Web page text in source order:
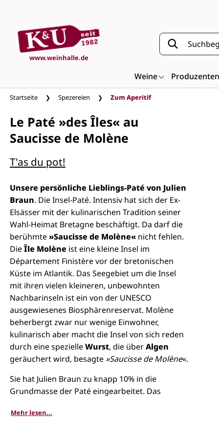
www.weinhalle.de
Weine Produzenten
Startseite Spezereien Zum Aperitif
Le Paté »des Îles« au
Saucisse de Molène
T'as du pot!
Unsere persönliche Lieblings-Paté von Julien
Braun. Die Insel-Paté. Intensiv hat sich der Ex-
Elsässer mit der kulinarischen Tradition seiner
Wahl-Heimat Bretagne beschäftigt. Da darf die
berühmte»Saucisse de Molène« nicht fehlen.
DieÎle Molène ist eine kleine Insel im
Département Finistère vor der bretonischen
Küste im Atlantik. Das Seegebiet um die Insel
mit ihren vielen kleineren, unbewohnten
Nachbarinseln ist ein von der UNESCO
ausgewiesenes Biosphärenreservat. Molène
beherbergt zwar nur wenige Einwohner,
kulinarisch aber macht die Insel von sich reden
durch eine spezielleWurst, die überAlgen
geräuchert wird, besagte »Saucisse de Molène«.
Sie hat Julien Braun zu knapp 10% in die
Grundmasse der Paté eingearbeitet. Das
Räucheraroma zum Vorschein und weil man
Mehr lesen...